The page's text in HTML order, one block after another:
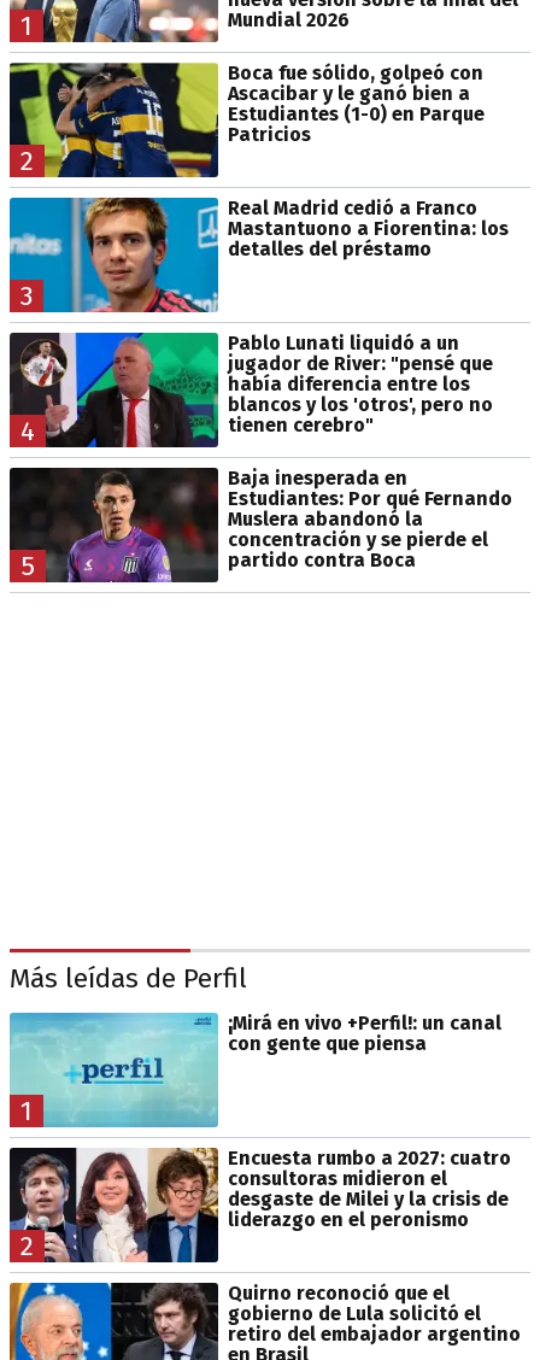
1
Mundial 2026
2
Boca fue sólido, golpeó con
Ascacibar y le ganó bien a
Estudiantes (1-0) en Parque
Patricios
3
Real Madrid cedió a Franco
Mastantuono a Fiorentina: los
detalles del préstamo
4
Pablo Lunati liquidó a un
jugador de River: "pensé que
había diferencia entre los
blancos y los 'otros', pero no
tienen cerebro"
5
Baja inesperada en
Estudiantes: Por qué Fernando
Muslera abandonó la
concentración y se pierde el
partido contra Boca
Más leídas de Perfil
1
¡Mirá en vivo +Perfil!: un canal
con gente que piensa
2
Encuesta rumbo a 2027: cuatro
consultoras midieron el
desgaste de Milei y la crisis de
liderazgo en el peronismo
Quirno reconoció que el
gobierno de Lula solicitó el
retiro del embajador argentino
en Brasil